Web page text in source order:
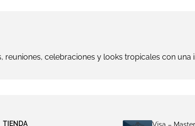
celebraciones y looks tropicales con una
TIENDA